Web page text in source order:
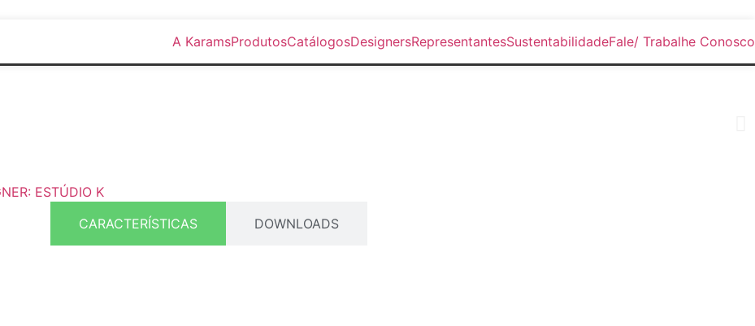
A KaramsProdutosCatálogosDesignersRepresentantesSustentabilidadeFale/ Trabalhe Conosco
ESTÚDIO K
CARACTERÍSTICAS
DOWNLOADS